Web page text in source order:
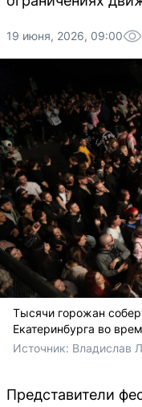
19 июня, 2026, 09:00
Тысячи горожан
Екатеринбурга во
Источник: Владислав
Представители